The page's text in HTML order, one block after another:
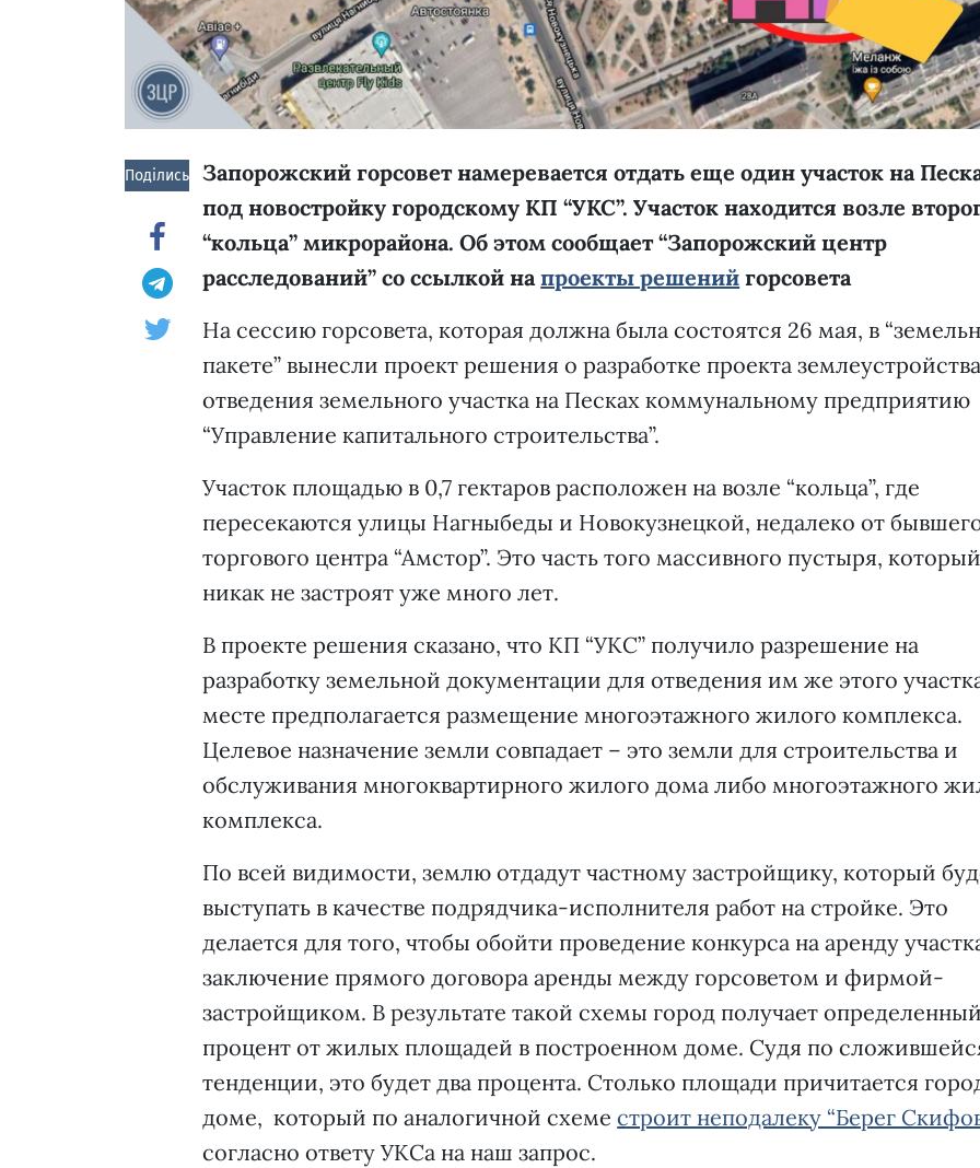
Поділись!
Запорожский горсовет намеревается отдать еще один участок на
под новостройку городскому КП “УКС”. Участок находится возле
“кольца” микрорайона. Об этом сообщает“Запорожский центр
расследований” со ссылкой напроекты решений горсовета
На сессию горсовета, которая должна была состоятся 26 мая, в
пакете” вынесли проект решения о разработке проекта
отведения земельного участка на Песках коммунальному предприятию
“Управление капитального строительства”.
Участок площадью в 0,7 гектаров расположен на возле “кольца”, где
пересекаются улицы Нагныбеды и Новокузнецкой, недалеко от
торгового центра “Амстор”. Это часть того массивного пустыря, который
никак не застроят уже много лет.
В проекте решения сказано, что КП “УКС” получило разрешение на
разработку земельной документации для отведения им же этого
месте предполагается размещение многоэтажного жилого комплекса.
Целевое назначение земли совпадает – это земли для строительства и
обслуживания многоквартирного жилого дома либо многоэтажного
комплекса.
По всей видимости, землю отдадут частному застройщику, который
выступать в качестве подрядчика-исполнителя работ на стройке. Это
делается для того, чтобы обойти проведение конкурса на аренду
заключение прямого договора аренды между горсоветом и фирмой-
застройщиком. В результате такой схемы город получает определенный
процент от жилых площадей в построенном доме. Судя по
тенденции, это будет два процента. Столько площади причитается
доме, который по аналогичной схеместроит неподалеку “Берег
согласно ответу УКСа на наш запрос.